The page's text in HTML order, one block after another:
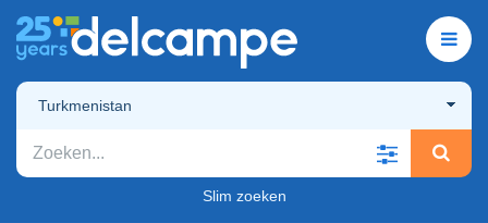
Turkmenistan
Slim zoeken